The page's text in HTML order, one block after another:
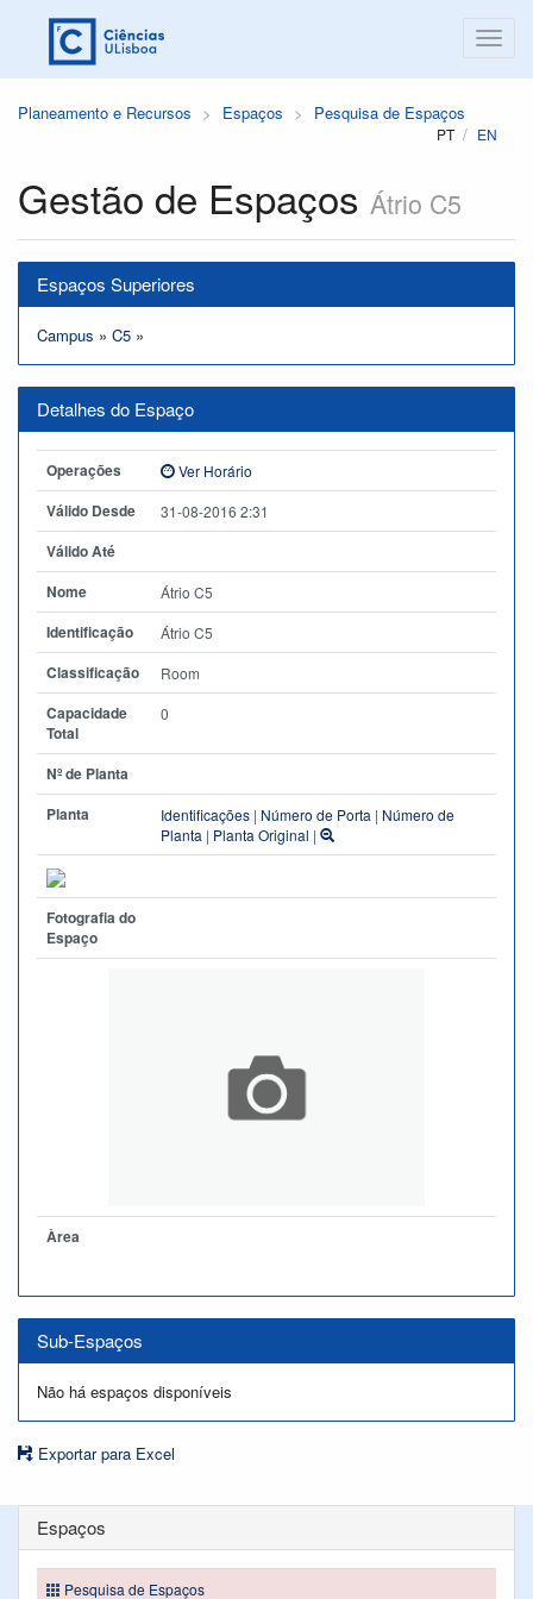
Planeamento e Recursos Espaços Pesquisa de Espaços
PT EN
Gestão de Espaços Átrio C5
Espaços Superiores
Campus » C5 »
Detalhes do Espaço
Operações Ver Horário
Válido Desde 31-08-2016 2:31
Válido Até
Nome
Átrio C5
Identificação Átrio C5
Classificação Room
Capacidade
Total
0
Nº de Planta
Planta
Identificações | Número de Porta | Número de
Planta | Planta Original |
Fotografia do
Espaço
Àrea
Sub-Espaços
Não há espaços disponíveis
Exportar para Excel
Espaços
Pesquisa de Espaços